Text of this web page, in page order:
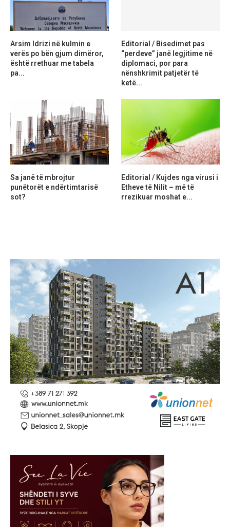
Arsim Idrizi në kulmin e
verës po bën gjum dimëror,
është rrethuar me tabela
pa...
Editorial / Bisedimet pas
“perdeve” janë legjitime në
diplomaci, por para
nënshkrimit patjetër të
ketë...
Sa janë të mbrojtur
punëtorët e ndërtimtarisë
sot?
Editorial / Kujdes nga virusi i
Etheve të Nilit – më të
rrezikuar moshat e...